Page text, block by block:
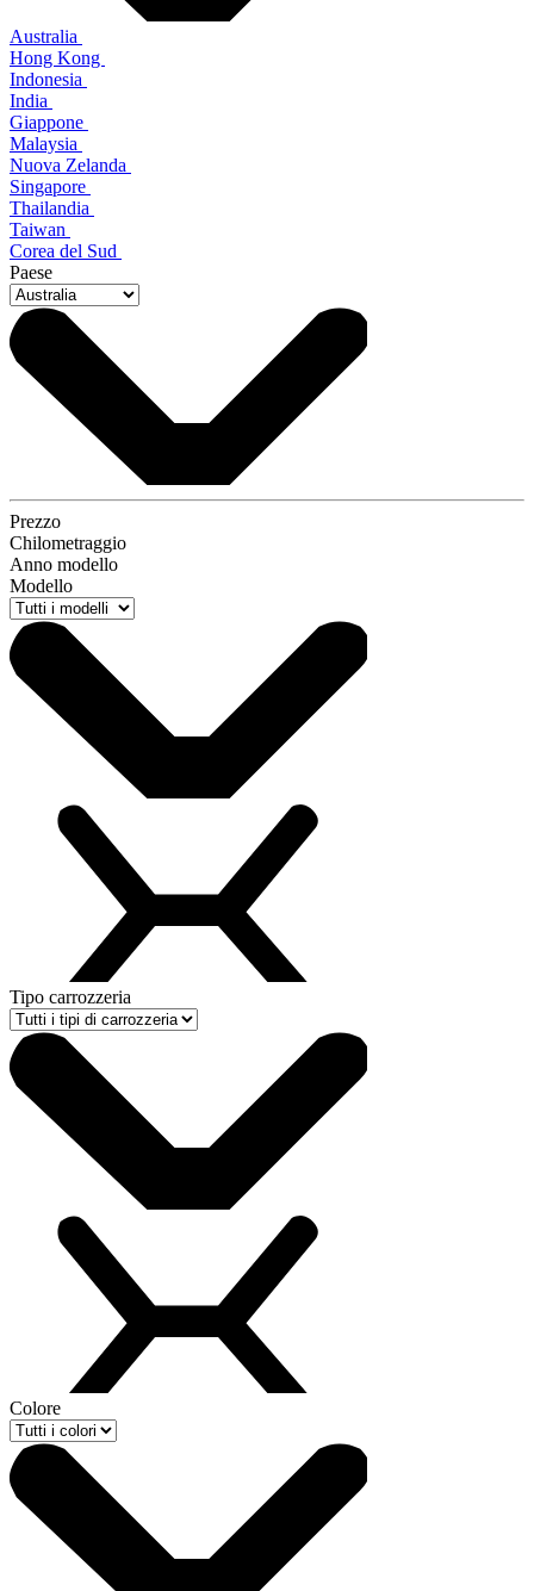
Australia
Hong Kong
Indonesia
India
Giappone
Malaysia
Nuova Zelanda
Singapore
Thailandia
Taiwan
Corea del Sud
Paese
Prezzo
Chilometraggio
Anno modello
Modello
Tipo carrozzeria
Colore